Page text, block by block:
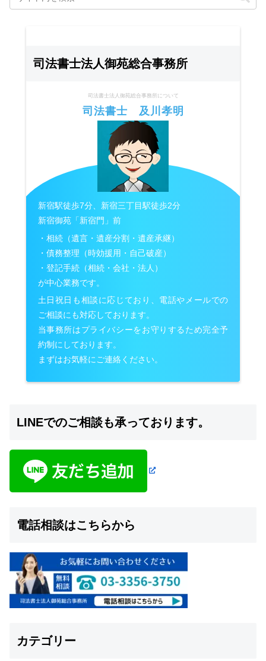
司法書士法人御苑総合事務所
司法書士法人御苑総合事務所について
司法書士 及川孝明
新宿駅徒歩7分、新宿三丁目駅徒歩2分
新宿御苑「新宿門」前
・相続（遺言・遺産分割・遺産承継）
・債務整理（時効援用・自己破産）
・登記手続（相続・会社・法人）
が中心業務です。
土日祝日も相談に応じており、電話やメールでの
ご相談にも対応しております。
当事務所はプライバシーをお守りするため完全予
約制にしております。
まずはお気軽にご連絡ください。
LINEでのご相談も承っております。
電話相談はこちらから
カテゴリー